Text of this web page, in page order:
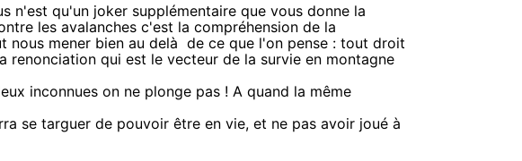
n'est qu'un joker supplémentaire que vous donne la
les avalanches c'est la compréhension de la
nous mener bien au delà de ce que l'on pense : tout droit
renonciation qui est le vecteur de la survie en montagne
inconnues on ne plonge pas ! A quand la même
se targuer de pouvoir être en vie, et ne pas avoir joué à